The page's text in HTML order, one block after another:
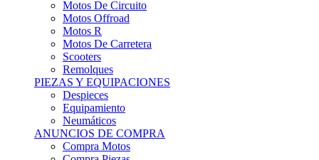
Motos R
Motos De Carretera
Scooters
Remolques
PIEZAS Y EQUIPACIONES
Despieces
Equipamiento
Neumáticos
ANUNCIOS DE COMPRA
Compra Motos
Compra Piezas
ASISTENCIA Y TALLER